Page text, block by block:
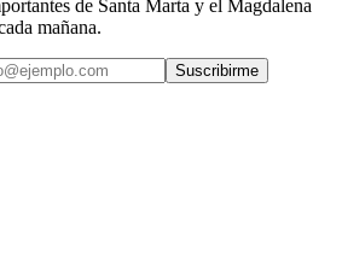
de Santa Marta y el Magdalena
mañana.
Suscribirme